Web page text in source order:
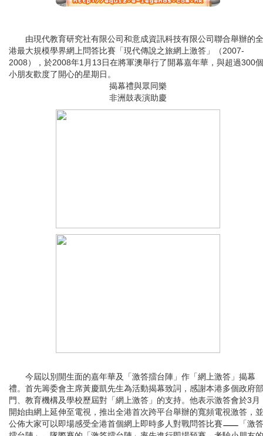
由現代教育研究社有限公司和意成資訊科技有限公司聯合舉辦的全
港最大規模學界網上問答比賽「現代傳說之旅網上激答」（2007-
2008），於2008年1月13日在將軍澳舉行了開幕嘉年華，與超過300個
小朋友歡度了開心的星期日。
揭幕禮與眾同樂
非洲鼓表演助慶
今屆以別開生面的嘉年華及「激答擂台陣」作「網上激答」揭幕
禮。首先籌委會主席黃慶凱先生為活動揭幕致詞，感謝本港多個政府部
門、教育機構及學校歷屆對「網上激答」的支持。他表示激答會於3月
開始由網上延伸至電視，推出全港首次跨平台舉辦的寬頻電視激答，並
公佈大家可以即場感受全港首個網上即時多人對戰問答比賽
「激答